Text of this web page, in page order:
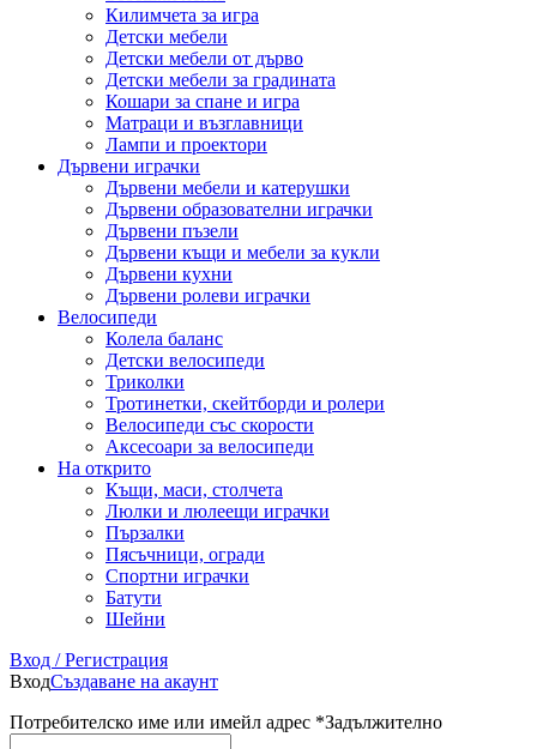
Килимчета за игра
Детски мебели
Детски мебели от дърво
Детски мебели за градината
Кошари за спане и игра
Матраци и възглавници
Лампи и проектори
Дървени играчки
Дървени мебели и катерушки
Дървени образователни играчки
Дървени пъзели
Дървени къщи и мебели за кукли
Дървени кухни
Дървени ролеви играчки
Велосипеди
Колела баланс
Детски велосипеди
Триколки
Тротинетки, скейтборди и ролери
Велосипеди със скорости
Аксесоари за велосипеди
На открито
Къщи, маси, столчета
Люлки и люлеещи играчки
Пързалки
Пясъчници, огради
Спортни играчки
Батути
Шейни
Вход / Регистрация
ВходСъздаване на акаунт
Потребителско име или имейл адрес *Задължително